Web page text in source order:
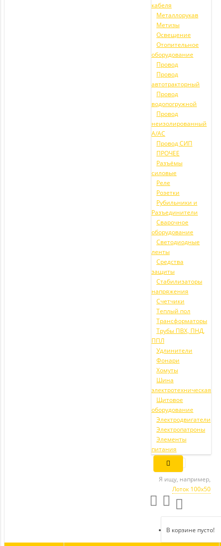
кабеля
Металлорукав
Метизы
Освещение
Отопительное
оборудование
Провод
Провод
автотракторный
Провод
водопогружной
Провод
неизолированный
А/АС
Провод СИП
ПРОЧЕЕ
Разъёмы
силовые
Реле
Розетки
Рубильники и
Разъединители
Сварочное
оборудование
Светодиодные
ленты
Средства
защиты
Стабилизаторы
напряжения
Счетчики
Теплый пол
Трансформаторы
Трубы ПВХ, ПНД,
ППЛ
Удлинители
Фонари
Хомуты
Шина
электротехническая
Щитовое
оборудование
Электродвигатели
Электропатроны
Элементы
питания
Я ищу, например,
Лоток 100х50
В корзине пусто!